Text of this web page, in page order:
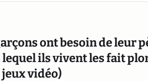
ont besoin de leur
ils vivent les fait
vidéo)